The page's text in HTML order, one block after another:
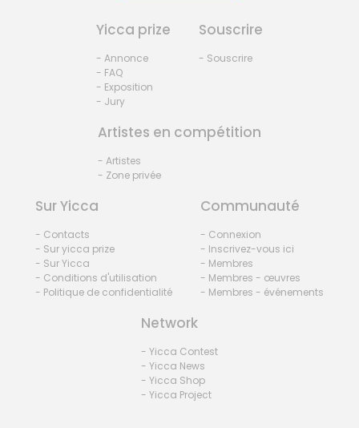
Yicca prize
- Annonce
- FAQ
- Exposition
- Jury
Souscrire
- Souscrire
Artistes en compétition
- Artistes
- Zone privée
Sur Yicca
- Contacts
- Sur yicca prize
- Sur Yicca
- Conditions d'utilisation
- Politique de confidentialité
Communauté
- Connexion
- Inscrivez-vous ici
- Membres
- Membres - œuvres
- Membres - événements
Network
- Yicca Contest
- Yicca News
- Yicca Shop
- Yicca Project